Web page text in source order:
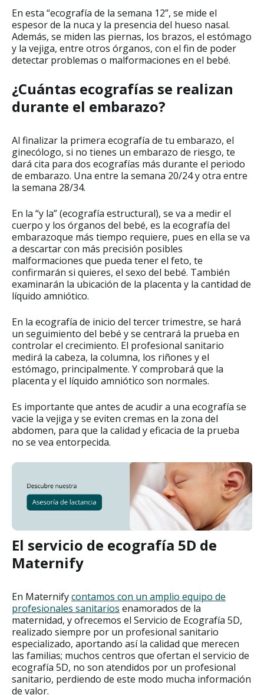
En esta “ecografía de la semana 12”, se mide el
espesor de la nuca y la presencia del hueso nasal.
Además, se miden las piernas, los brazos, el estómago
y la vejiga, entre otros órganos, con el fin de poder
detectar problemas o malformaciones en el bebé.
¿Cuántas ecografías se realizan
durante el embarazo?
Al finalizar la primera ecografía de tu embarazo, el
ginecólogo, si no tienes un embarazo de riesgo, te
dará cita para dos ecografías más durante el periodo
de embarazo. Una entre la semana 20/24 y otra entre
la semana 28/34.
En la “y la” (ecografía estructural), se va a medir el
cuerpo y los órganos del bebé, es la ecografía del
embarazoque más tiempo requiere, pues en ella se va
a descartar con más precisión posibles
malformaciones que pueda tener el feto, te
confirmarán si quieres, el sexo del bebé. También
examinarán la ubicación de la placenta y la cantidad de
líquido amniótico.
En la ecografía de inicio del tercer trimestre, se hará
un seguimiento del bebé y se centrará la prueba en
controlar el crecimiento. El profesional sanitario
medirá la cabeza, la columna, los riñones y el
estómago, principalmente. Y comprobará que la
placenta y el líquido amniótico son normales.
Es importante que antes de acudir a una ecografía se
vacie la vejiga y se eviten cremas en la zona del
abdomen, para que la calidad y eficacia de la prueba
no se vea entorpecida.
El servicio de ecografía 5D de
Maternify
En Maternifycontamos con un amplio equipo de
profesionales sanitarios enamorados de la
maternidad, y ofrecemos el Servicio de Ecografía 5D,
realizado siempre por un profesional sanitario
especializado, aportando así la calidad que merecen
las familias; muchos centros que ofertan el servicio de
ecografía 5D, no son atendidos por un profesional
sanitario, perdiendo de este modo mucha información
de valor.